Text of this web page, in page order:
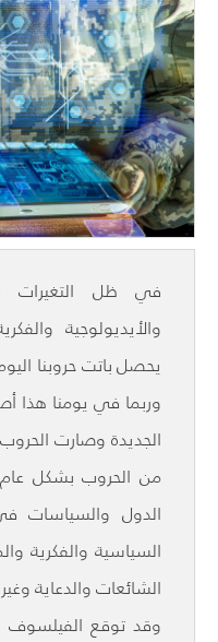
في ظل التغيرات
والأيديولوجية
يحصل باتت حروبنا
وربما في يومنا هذا
الجديدة وصارت الحروب
من الحروب بشكل
الدول والسياسات
السياسية والفكرية
الشائعات والدعاية
وقد توقع الفيلسوف